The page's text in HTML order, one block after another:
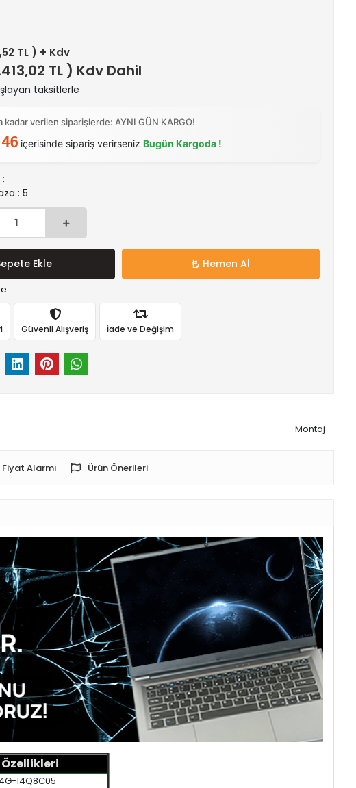
TL ) + Kdv
TL ) Kdv Dahil
taksitlerle
kadar verilen siparişlerde: AYNI GÜN KARGO!
içerisinde sipariş verirseniz Bugün Kargoda !
: 5
Ekle Hemen Al
Güvenli Alışveriş İade ve Değişim
Montaj
Fiyat Alarmı Ürün Önerileri
14Q8C05